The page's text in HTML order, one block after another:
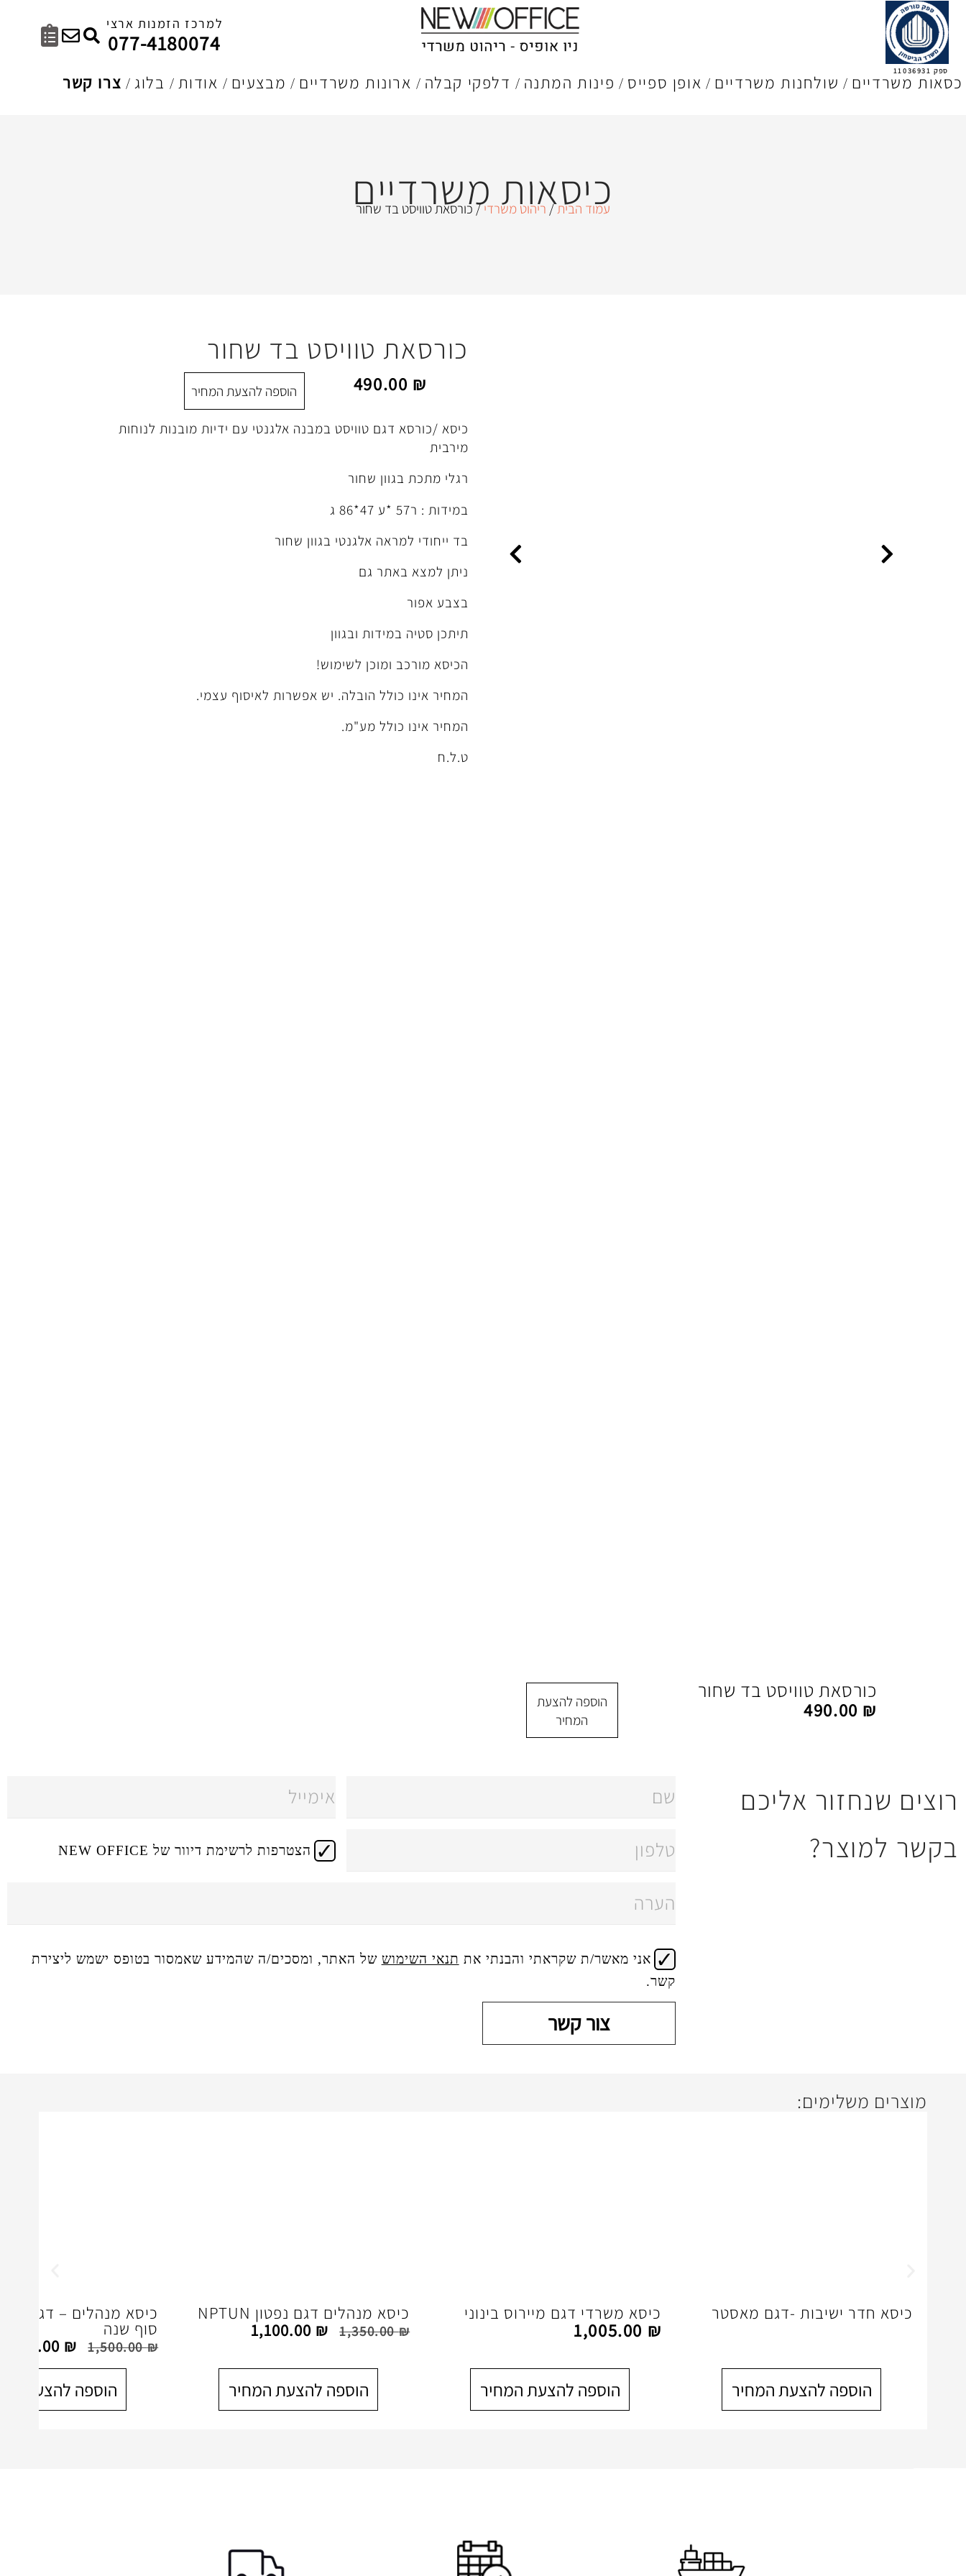
ספק 11036931
למרכז הזמנות ארצי
077-4180074
כסאות משרדיים שולחנות משרדיים אופן ספייס פינות המתנה דלפקי קבלה ארונות משרדיים מבצעים אודות בלוג צרו קשר
כיסאות משרדיים
עמוד הבית/ ריהוט משרדי/ כורסאת טוויסט בד שחור
כורסאת טוויסט בד שחור
490.00 ₪
הוספה להצעת
המחיר
כורסאת טוויסט בד שחור
490.00 ₪ הוספה להצעת המחיר
כיסא /כורסא דגם טוויסט במבנה אלגנטי עם ידיות מובנות לנוחות
מירבית
רגלי מתכת בגוון שחור
במידות : ר57 *ע 47*86 ג
בד ייחודי למראה אלגנטי בגוון שחור
ניתן למצא באתר גם
בצבע אפור
תיתכן סטיה במידות ובגוון
הכיסא מורכב ומוכן לשימוש!
המחיר אינו כולל הובלה. יש אפשרות לאיסוף עצמי.
המחיר אינו כולל מע"מ.
ט.ל.ח
רוצים שנחזור אליכם
בקשר למוצר?
הצטרפות לרשימת דיוור של NEW OFFICE
אני מאשר/ת שקראתי והבנתי את תנאי השימוש של האתר, ומסכים/ה שהמידע שאמסור בטופס ישמש ליצירת
קשר.
צור קשר
מוצרים משלימים:
כיסא חדר ישיבות -דגם מאסטר
הוספה להצעת המחיר
כיסא משרדי דגם מיירוס בינוני
1,005.00 ₪
הוספה להצעת המחיר
כיסא מנהלים דגם נפטון NPTUN
1,350.00₪
1,100.00 ₪
הוספה להצעת המחיר
כיסא מנהלים – דגם
סוף שנה
1,500.00₪
₪
הוספה להצעת